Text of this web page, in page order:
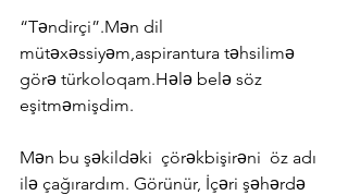
“Təndirçi”.Mən dil
mütəxəssiyəm,aspirantura təhsilimə
görə türkoloqam.Hələ belə söz
eşitməmişdim.
Mən bu şəkildəki  çörəkbişirəni  öz adı
ilə çağırardım. Görünür, İçəri şəhərdə